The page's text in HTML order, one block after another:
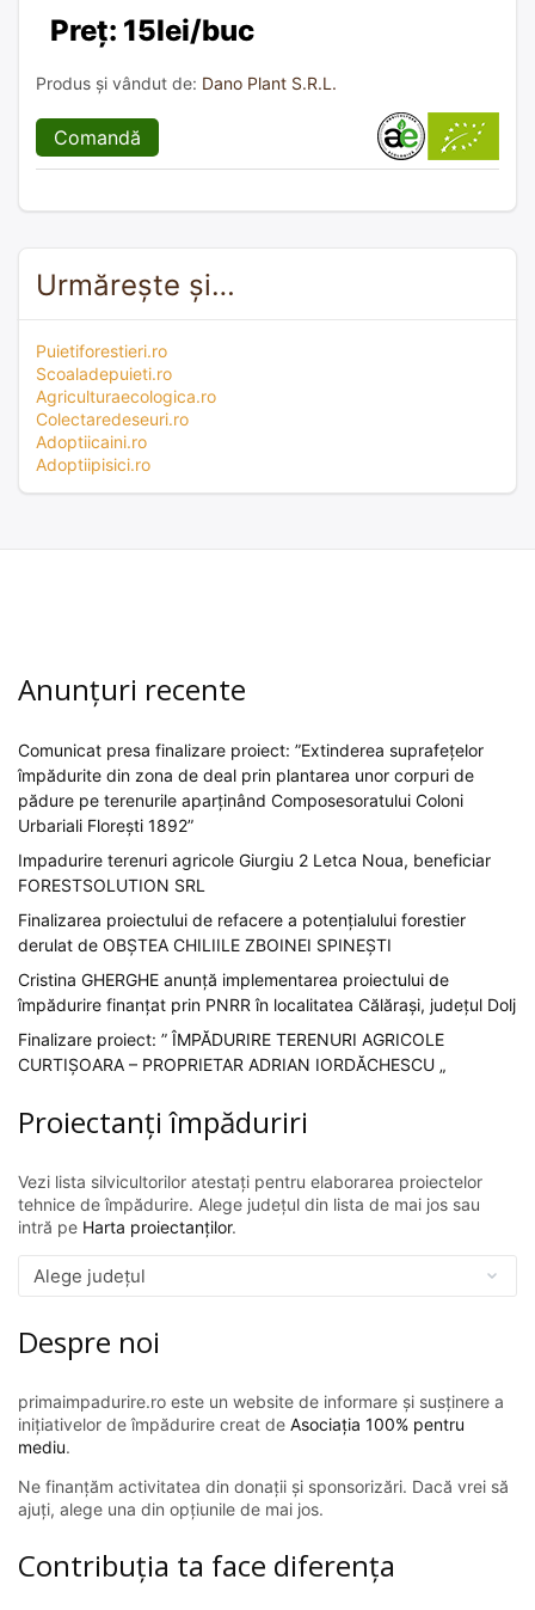
Preț: 15lei/buc
Produs și vândut de: Dano Plant S.R.L.
Comandă
Urmărește și…
Puietiforestieri.ro
Scoaladepuieti.ro
Agriculturaecologica.ro
Colectaredeseuri.ro
Adoptiicaini.ro
Adoptiipisici.ro
Anunțuri recente
Comunicat presa finalizare proiect: ”Extinderea suprafețelor
împădurite din zona de deal prin plantarea unor corpuri de
pădure pe terenurile aparținând Composesoratului Coloni
Urbariali Florești 1892”
Impadurire terenuri agricole Giurgiu 2 Letca Noua, beneficiar
FORESTSOLUTION SRL
Finalizarea proiectului de refacere a potențialului forestier
derulat de OBȘTEA CHILIILE ZBOINEI SPINEȘTI
Cristina GHERGHE anunță implementarea proiectului de
împădurire finanțat prin PNRR în localitatea Călărași, județul Dolj
Finalizare proiect: ” ÎMPĂDURIRE TERENURI AGRICOLE
CURTIȘOARA – PROPRIETAR ADRIAN IORDĂCHESCU „
Proiectanți împăduriri
Vezi lista silvicultorilor atestați pentru elaborarea proiectelor
tehnice de împădurire. Alege județul din lista de mai jos sau
intră pe Harta proiectanților.
Despre noi
primaimpadurire.ro este un website de informare și susținere a
inițiativelor de împădurire creat de Asociația 100% pentru
mediu.
Ne finanțăm activitatea din donații și sponsorizări. Dacă vrei să
ajuți, alege una din opțiunile de mai jos.
Contribuția ta face diferența